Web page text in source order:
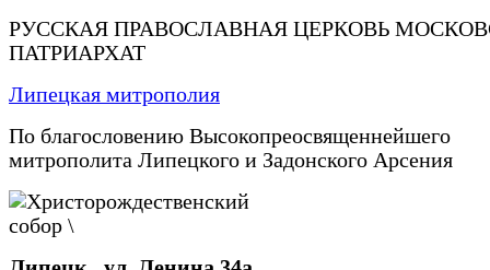
РУССКАЯ ПРАВОСЛАВНАЯ ЦЕРКОВЬ
ПАТРИАРХАТ
Липецкая митрополия
По благословению Высокопреосвященнейшего
митрополита Липецкого и Задонского Арсения